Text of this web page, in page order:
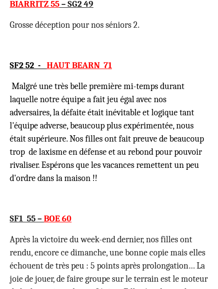
BIARRITZ 55– SG2 49
Grosse déception pour nos séniors 2.
SF2 52 - HAUT BEARN 71
Malgré une très belle première mi-temps durant
laquelle notre équipe a fait jeu égal avec nos
adversaires, la défaite était inévitable et logique tant
l'équipe adverse, beaucoup plus expérimentée, nous
était supérieure. Nos filles ont fait preuve de beaucoup
trop de laxisme en défense et au rebond pour pouvoir
rivaliser. Espérons que les vacances remettent un peu
d'ordre dans la maison !!
SF1 55 –BOE 60
Après la victoire du week-end dernier, nos filles ont
rendu, encore ce dimanche, une bonne copie mais elles
échouent de très peu : 5 points après prolongation… La
joie de jouer, de faire groupe sur le terrain est le moteur